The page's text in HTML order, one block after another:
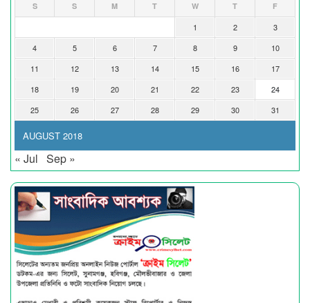
AUGUST 2018
S S M T W T F
1 2
3
4
5 6 7 8 9
10
11
12 13 14 15 16
17
18
19 20 21 22 23
24
25
26 27 28 29 30 31
« Jul Sep »